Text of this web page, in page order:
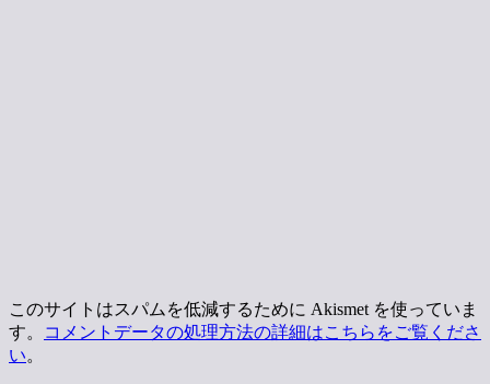
このサイトはスパムを低減するために Akismet を使っていま
す。
コメントデータの処理方法の詳細はこちらをご覧くださ
い。